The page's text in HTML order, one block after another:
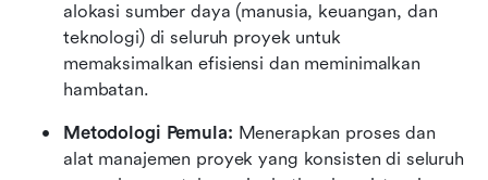
alokasi sumber daya (manusia, keuangan, dan
teknologi) di seluruh proyek untuk
memaksimalkan efisiensi dan meminimalkan
hambatan.
Metodologi Pemula: Menerapkan proses dan
alat manajemen proyek yang konsisten di seluruh